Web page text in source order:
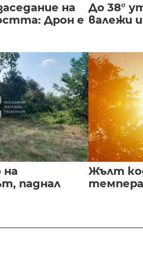
на
Дрон е
До 38°
валежи
паднал
Жълт